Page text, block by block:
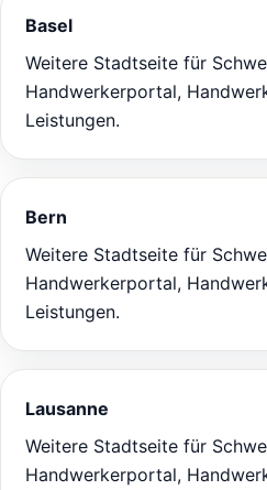
Basel
Weitere Stadtseite für
Handwerkerportal,
Leistungen.
Bern
Weitere Stadtseite für
Handwerkerportal,
Leistungen.
Lausanne
Weitere Stadtseite für
Handwerkerportal,